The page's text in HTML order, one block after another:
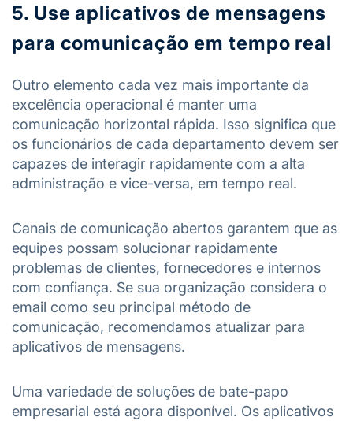
5. Use aplicativos de mensagens
para comunicação em tempo real
Outro elemento cada vez mais importante da
excelência operacional é manter uma
comunicação horizontal rápida. Isso significa que
os funcionários de cada departamento devem ser
capazes de interagir rapidamente com a alta
administração e vice-versa, em tempo real.
Canais de comunicação abertos garantem que as
equipes possam solucionar rapidamente
problemas de clientes, fornecedores e internos
com confiança. Se sua organização considera o
email como seu principal método de
comunicação, recomendamos atualizar para
aplicativos de mensagens.
Uma variedade de soluções de bate-papo
empresarial está agora disponível. Os aplicativos